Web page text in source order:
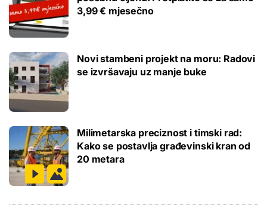
3,99 € mjesečno
Novi stambeni projekt na moru: Radovi
se izvršavaju uz manje buke
Milimetarska preciznost i timski rad:
Kako se postavlja građevinski kran od
20 metara